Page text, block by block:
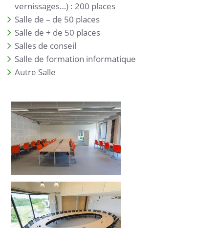
vernissages…) : 200 places
Salle de – de 50 places
Salle de + de 50 places
Salles de conseil
Salle de formation informatique
Autre Salle